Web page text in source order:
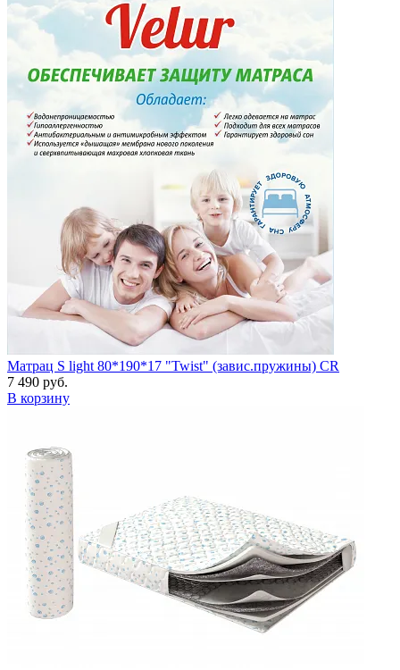
Матрац S light 80*190*17 "Twist" (завис.пружины) CR
7 490 руб.
В корзину